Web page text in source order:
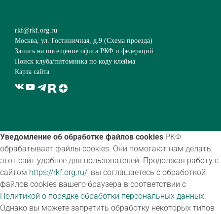
rkf@rkf.org.ru
Москва, ул. Гостиничная, д.9 (Схема проезда)
Запись на посещение офиса РКФ и федераций
Поиск клуба/питомника по коду клейма
Карта сайта
Уведомление об обработке файлов cookies РКФ
обрабатывает файлы cookies. Они помогают нам делать
этот сайт удобнее для пользователей. Продолжая работу с
сайтом https://rkf.org.ru/, вы соглашаетесь с обработкой
файлов cookies вашего браузера в соответствии с
Политикой о порядке обработки персональных данных.
Однако вы можете запретить обработку некоторых типов